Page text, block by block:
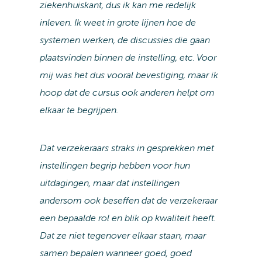
ziekenhuiskant, dus ik kan me redelijk
inleven. Ik weet in grote lijnen hoe de
systemen werken, de discussies die gaan
plaatsvinden binnen de instelling, etc. Voor
mij was het dus vooral bevestiging, maar ik
hoop dat de cursus ook anderen helpt om
elkaar te begrijpen.
Dat verzekeraars straks in gesprekken met
instellingen begrip hebben voor hun
uitdagingen, maar dat instellingen
andersom ook beseffen dat de verzekeraar
een bepaalde rol en blik op kwaliteit heeft.
Dat ze niet tegenover elkaar staan, maar
samen bepalen wanneer goed, goed